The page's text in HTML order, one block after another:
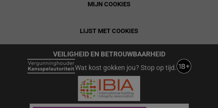
MIJN COOKIES
LIJST MET COOKIES
VEILIGHEID EN BETROUWBAARHEID
Wat kost gokken jou? Stop op tijd.